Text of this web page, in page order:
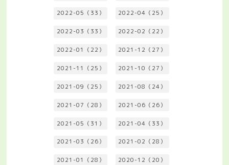
2022-05（33） 2022-04（25）
2022-03（33） 2022-02（22）
2022-01（22） 2021-12（27）
2021-11（25） 2021-10（27）
2021-09（25） 2021-08（24）
2021-07（28） 2021-06（26）
2021-05（31） 2021-04（33）
2021-03（26） 2021-02（28）
2021-01（28） 2020-12（20）